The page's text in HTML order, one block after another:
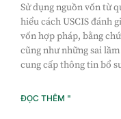
Sử dụng nguồn vốn từ
hiểu cách USCIS đánh
vốn hợp pháp, bằng
cũng như những sai
cung cấp thông tin bổ
ĐỌC THÊM "